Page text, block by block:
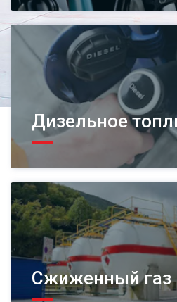
Дизельное
Сжиженный газ